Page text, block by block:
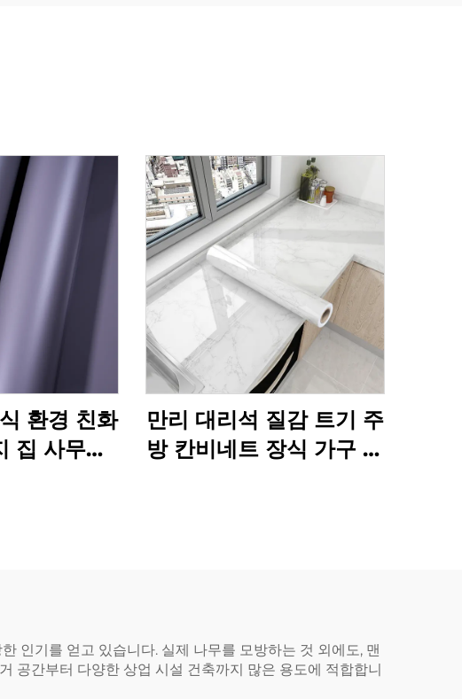
환경 친화
집 사무실
만리 대리석 질감 트기 주
방 칸비네트 장식 가구 필
인기를 얻고 있습니다. 실제 나무를 모방하는 것 외에도, 맨
공간부터 다양한 상업 시설 건축까지 많은 용도에 적합합니